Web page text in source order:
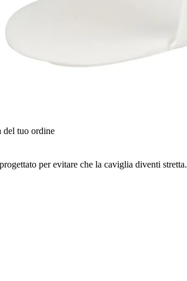
del tuo ordine
per evitare che la caviglia diventi stretta.